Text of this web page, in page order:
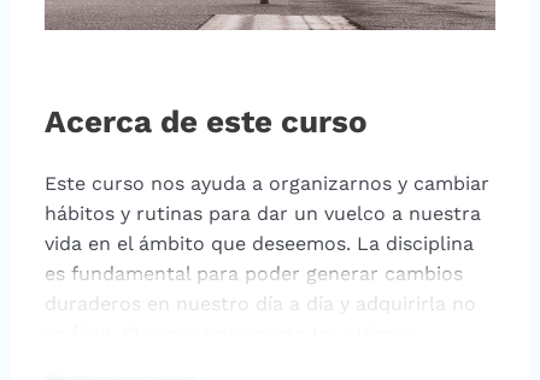
Acerca de este curso
Este curso nos ayuda a organizarnos y cambiar
hábitos y rutinas para dar un vuelco a nuestra
vida en el ámbito que deseemos. La disciplina
es fundamental para poder generar cambios
duraderos en nuestro día a día y adquirirla no